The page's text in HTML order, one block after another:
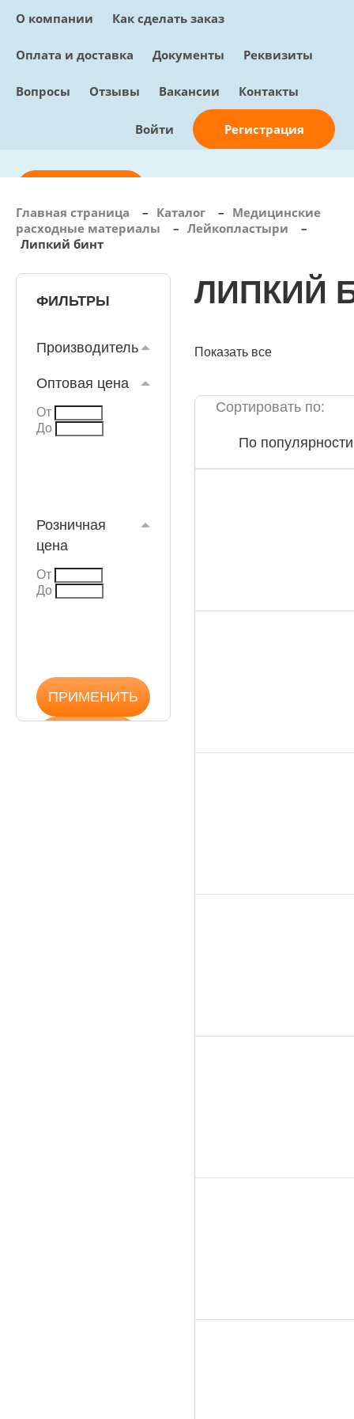
О компании Как сделать заказ
Оплата и доставка Документы Реквизиты
Вопросы Отзывы Вакансии Контакты
Войти Регистрация
info@sunmed.ru
Перезвоните мне
0 позиций, 0 руб.
Главная страница – Каталог – Медицинские
расходные материалы
– Лейкопластыри
–
Липкий бинт
ФИЛЬТРЫ
Производитель
Оптовая цена
От
До
Розничная
цена
От
До
ЛИПКИЙ
Показать все
Сортировать по:
По популярности